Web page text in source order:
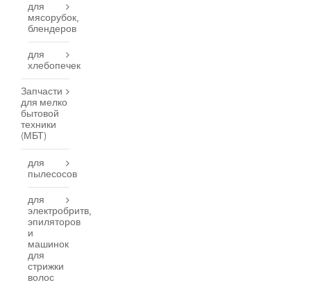
для
мясорубок,
блендеров
для
хлебопечек
Запчасти
для мелко
бытовой
техники
(МБТ)
для
пылесосов
для
электробритв,
эпиляторов
и
машинок
для
стрижки
волос